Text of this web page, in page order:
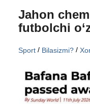
Jahon
futbolchi
Sport / Bilasizmi? /